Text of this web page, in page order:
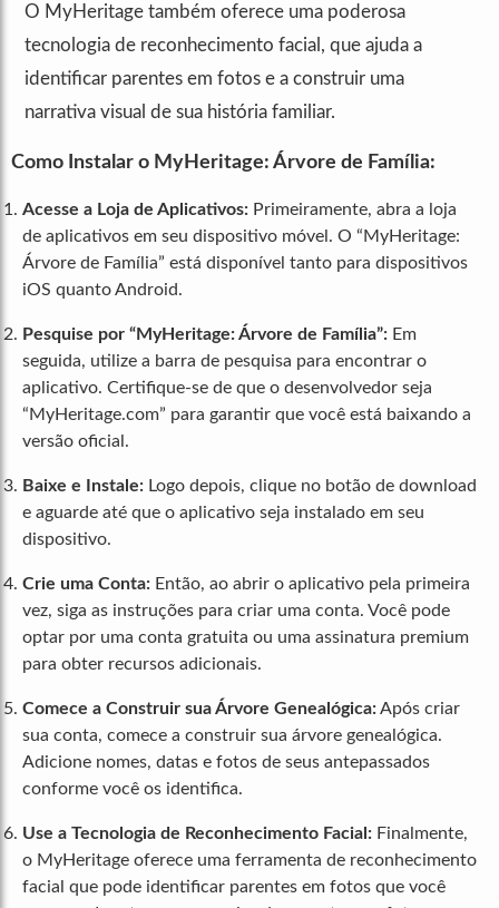
O MyHeritage também oferece uma poderosa
tecnologia de reconhecimento facial, que ajuda a
identificar parentes em fotos e a construir uma
narrativa visual de sua história familiar.
Como Instalar o MyHeritage: Árvore de Família:
Acesse a Loja de Aplicativos: Primeiramente, abra a loja
de aplicativos em seu dispositivo móvel. O “MyHeritage:
Árvore de Família” está disponível tanto para dispositivos
iOS quanto Android.
Pesquise por “MyHeritage: Árvore de Família”: Em
seguida, utilize a barra de pesquisa para encontrar o
aplicativo. Certifique-se de que o desenvolvedor seja
“MyHeritage.com” para garantir que você está baixando a
versão oficial.
Baixe e Instale: Logo depois, clique no botão de download
e aguarde até que o aplicativo seja instalado em seu
dispositivo.
Crie uma Conta: Então, ao abrir o aplicativo pela primeira
vez, siga as instruções para criar uma conta. Você pode
optar por uma conta gratuita ou uma assinatura premium
para obter recursos adicionais.
Comece a Construir sua Árvore Genealógica:Após criar
sua conta, comece a construir sua árvore genealógica.
Adicione nomes, datas e fotos de seus antepassados
conforme você os identifica.
Use a Tecnologia de Reconhecimento Facial: Finalmente,
o MyHeritage oferece uma ferramenta de reconhecimento
facial que pode identificar parentes em fotos que você